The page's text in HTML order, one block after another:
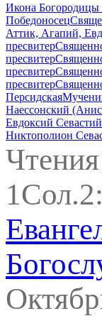
Икона Богородицы
Победоносец
Аттик, Агапий,
пресвитер
пресвитер
пресвитер
пресвитер
Персидская
Наессонский
Евдоксий
Никтополион